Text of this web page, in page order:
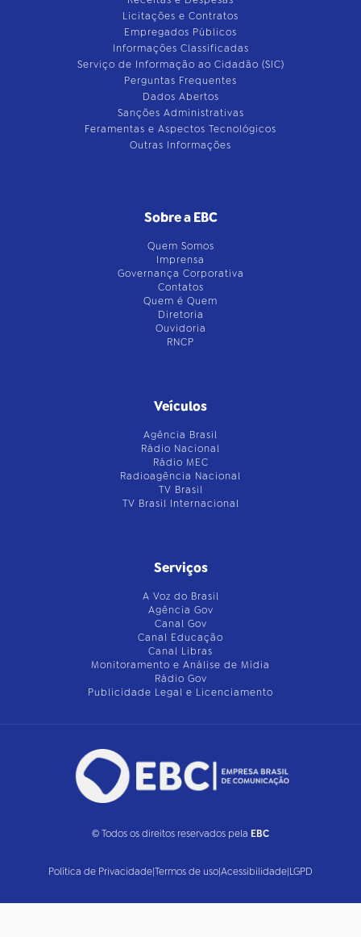
Licitações e Contratos
Empregados Públicos
Informações Classificadas
Serviço de Informação ao Cidadão (SIC)
Perguntas Frequentes
Dados Abertos
Sanções Administrativas
Feramentas e Aspectos Tecnológicos
Outras Informações
Sobre a EBC
Quem Somos
Imprensa
Governança Corporativa
Contatos
Quem é Quem
Diretoria
Ouvidoria
RNCP
Veículos
Agência Brasil
Rádio Nacional
Rádio MEC
Radioagência Nacional
TV Brasil
TV Brasil Internacional
Serviços
A Voz do Brasil
Agência Gov
Canal Gov
Canal Educação
Canal Libras
Monitoramento e Análise de Mídia
Rádio Gov
Publicidade Legal e Licenciamento
© Todos os direitos reservados pela EBC
Política de Privacidade|Termos de uso|Acessibilidade|LGPD